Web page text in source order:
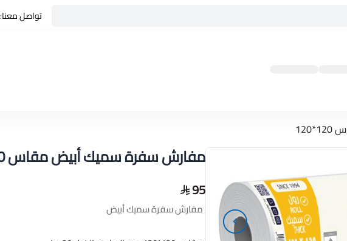
تواصل معنا:
مفارش سفرة سميك أبيض مقاس 120*120
95
مفارش سفرة سميك أبيض